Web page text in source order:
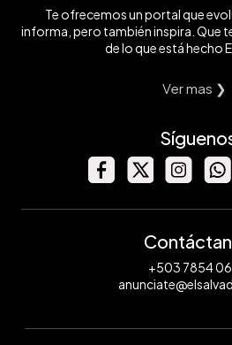
Te ofrecemos un portal que
informa, pero también inspira. Que
de lo que está hecho
Ver mas ❯
+503 7854